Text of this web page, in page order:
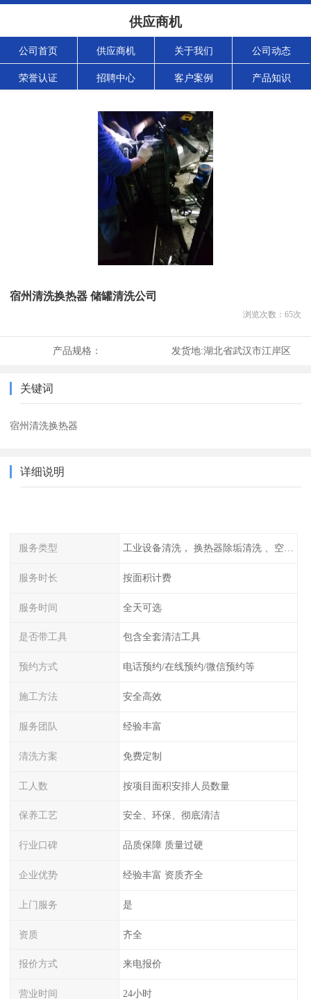
供应商机
公司首页 供应商机 关于我们 公司动态
荣誉认证 招聘中心 客户案例 产品知识
宿州清洗换热器 储罐清洗公司
浏览次数： 65次
产品规格： 发货地:湖北省武汉市江岸区
关键词
宿州清洗换热器
详细说明
服务类型 工业设备清洗， 换热器除垢清洗 、空调清洗等
服务时长 按面积计费
服务时间 全天可选
是否带工具 包含全套清洁工具
预约方式 电话预约/在线预约/微信预约等
施工方法 安全高效
服务团队 经验丰富
清洗方案 免费定制
工人数 按项目面积安排人员数量
保养工艺 安全、环保、彻底清洁
行业口碑 品质保障 质量过硬
企业优势 经验丰富 资质齐全
上门服务 是
资质 齐全
报价方式 来电报价
营业时间 24小时